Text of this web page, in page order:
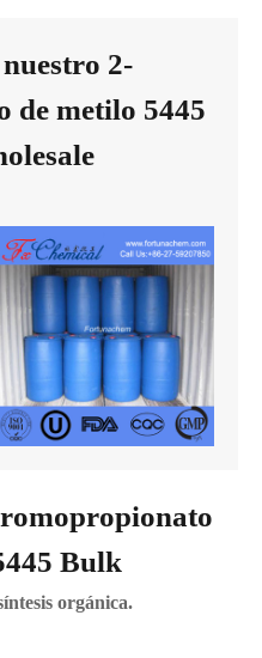
2-
de metilo 5445
Bulk
orgánica.